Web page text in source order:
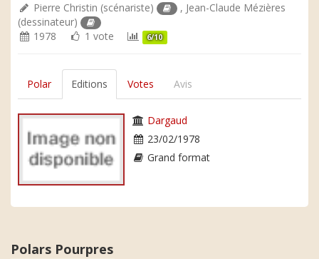
Pierre Christin (scénariste) , Jean-Claude Mézières
(dessinateur)
1978
1 vote 6/10
Polar Editions Votes Avis
Dargaud
23/02/1978
Grand format
Polars Pourpres